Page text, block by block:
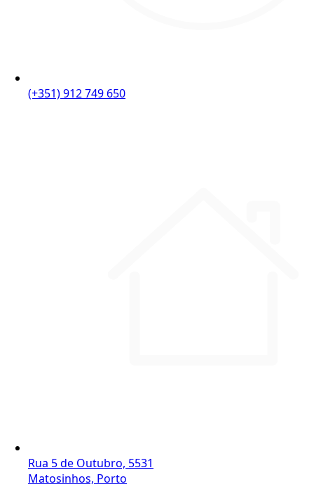
(+351) 912 749 650
Rua 5 de Outubro, 5531
Matosinhos, Porto